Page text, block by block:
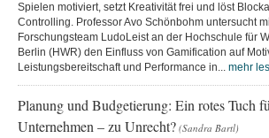
Spielen motiviert, setzt Kreativität frei und löst
Controlling. Professor Avo Schönbohm untersucht
Forschungsteam LudoLeist an der Hochschule für
Berlin (HWR) den Einfluss von Gamification auf
Leistungsbereitschaft und Performance in... mehr
Planung und Budgetierung: Ein rotes Tuch
Unternehmen – zu Unrecht? (Sandra Bartl)